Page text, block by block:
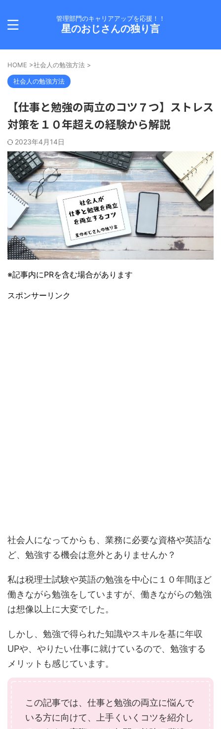
管理部門のキャリアアップを応援！！
星のおじさんの独り言
HOME >社会人の勉強方法 >
社会人の勉強方法
【仕事と勉強の両立のコツ７つ】ストレス
対策を１０年超えの経験から解説
2023年4月14日
※記事内にPRを含む場合があります
スポンサーリンク
社会人になってからも、業務に必要な資格や英語な
ど、勉強する機会は意外とありませんか？
私は税理士試験や英語の勉強を中心に１０年間ほど
働きながら勉強をしていますが、働きながらの勉強
は想像以上に大変でした。
しかし、勉強で得られた知識やスキルを基に年収
UPや、やりたい仕事に就けているので、勉強する
メリットも感じています。
この記事では、仕事と勉強の両立に悩んで
いる方に向けて、上手くいくコツを紹介し